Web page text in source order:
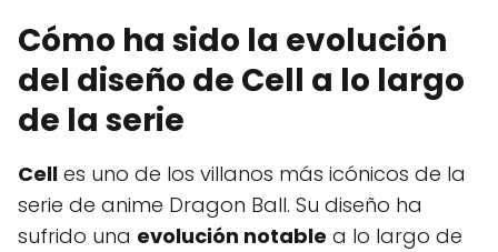
Cómo ha sido la evolución
del diseño de Cell a lo largo
de la serie
Cell es uno de los villanos más icónicos de la
serie de anime Dragon Ball. Su diseño ha
sufrido una evolución notable a lo largo de